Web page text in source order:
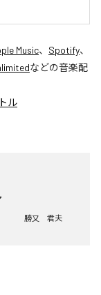
Music、 Spotify、
などの音楽配
ル
勝又 君夫